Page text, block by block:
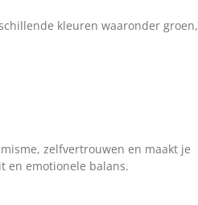
kleuren waaronder groen,
zelfvertrouwen en maakt je
en emotionele balans.